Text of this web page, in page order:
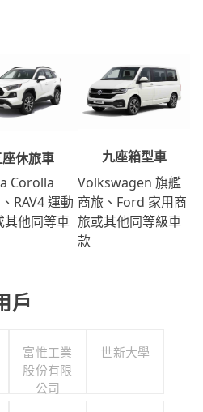
座休旅車
Corolla
RAV4 運動
其他同等車
九座箱型車
Volkswagen 旗艦
商旅、Ford 家用商
旅或其他同等級車
款
戶
富惟工業
股份有限
公司
世新大學